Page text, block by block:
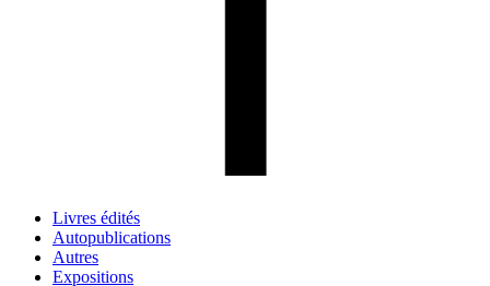
Livres édités
Autopublications
Autres
Expositions